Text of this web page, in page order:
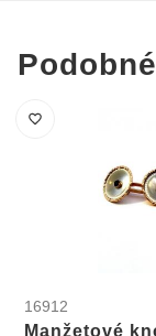
16912
Manžetové